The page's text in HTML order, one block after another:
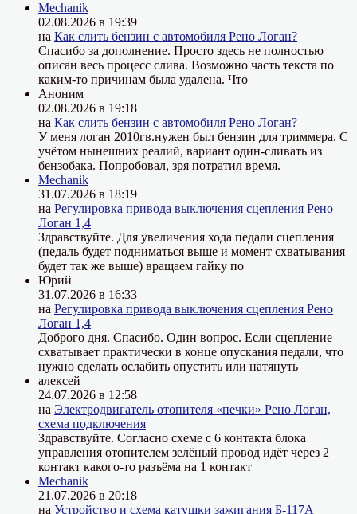
Mechanik
02.08.2026 в 19:39
на Как слить бензин с автомобиля Рено Логан?
Спасибо за дополнение. Просто здесь не полностью
описан весь процесс слива. Возможно часть текста по
каким-то причинам была удалена. Что
Аноним
02.08.2026 в 19:18
на Как слить бензин с автомобиля Рено Логан?
У меня логан 2010гв.нужен был бензин для триммера. С
учётом нынешних реалий, вариант один-сливать из
бензобака. Попробовал, зря потратил время.
Mechanik
31.07.2026 в 18:19
на Регулировка привода выключения сцепления Рено
Логан 1,4
Здравствуйте. Для увеличения хода педали сцепления
(педаль будет подниматься выше и момент схватывания
будет так же выше) вращаем гайку по
Юрий
31.07.2026 в 16:33
на Регулировка привода выключения сцепления Рено
Логан 1,4
Доброго дня. Спасибо. Один вопрос. Если сцепление
схватывает практически в конце опускания педали, что
нужно сделать ослабить опустить или натянуть
алексей
24.07.2026 в 12:58
на Электродвигатель отопителя «печки» Рено Логан,
схема подключения
Здравствуйте. Согласно схеме с 6 контакта блока
управления отопителем зелёный провод идёт через 2
контакт какого-то разъёма на 1 контакт
Mechanik
21.07.2026 в 20:18
на Устройство и схема катушки зажигания Б-117А